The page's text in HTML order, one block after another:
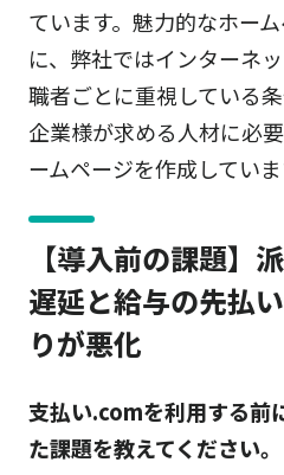
ています。魅力的なホー
に、弊社ではインターネ
職者ごとに重視している
企業様が求める人材に必
ームページを作成していま
【導入前の課題】
遅延と給与の先払
りが悪化
支払い.comを利用する前
た課題を教えてください。